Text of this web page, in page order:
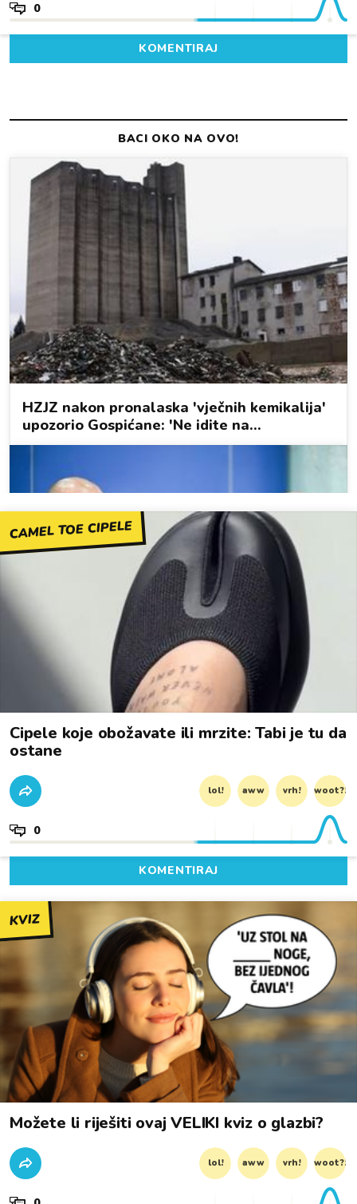
0
KOMENTIRAJ
CAMEL TOE CIPELE
Cipele koje obožavate ili mrzite: Tabi je tu da
ostane
lol! aww vrh! woot?!
0
KOMENTIRAJ
KVIZ
Možete li riješiti ovaj VELIKI kviz o glazbi?
lol! aww vrh! woot?!